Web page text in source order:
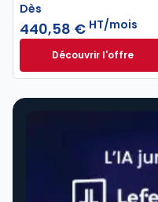
Dès
440,58 € HT/mois
Découvrir l'offre
Navis Fiscal
Dès